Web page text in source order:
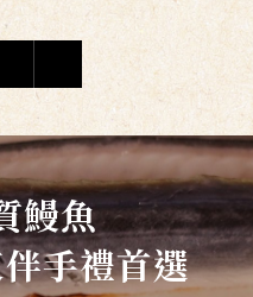
鰻魚
手禮首選